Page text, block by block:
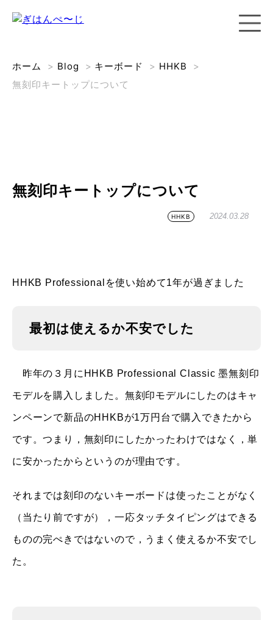
ホーム > Blog > キーボード > HHKB
>
無刻印キートップについて
無刻印キートップについて
HHKB 2024.03.28
HHKB Professionalを使い始めて1年が過ぎました
最初は使えるか不安でした
昨年の３月にHHKB Professional Classic 墨無刻印
モデルを購入しました。無刻印モデルにしたのはキャ
ンペーンで新品のHHKBが1万円台で購入できたから
です。つまり，無刻印にしたかったわけではなく，単
に安かったからというのが理由です。
それまでは刻印のないキーボードは使ったことがなく
（当たり前ですが），一応タッチタイピングはできる
ものの完ぺきではないので，うまく使えるか不安でし
た。